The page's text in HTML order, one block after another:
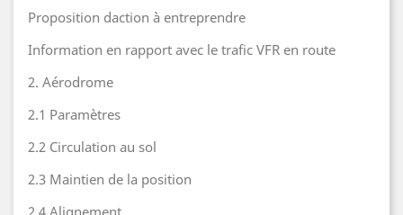
Proposition daction à entreprendre
Information en rapport avec le trafic VFR en route
2. Aérodrome
2.1 Paramètres
2.2 Circulation au sol
2.3 Maintien de la position
2.4 Alignement